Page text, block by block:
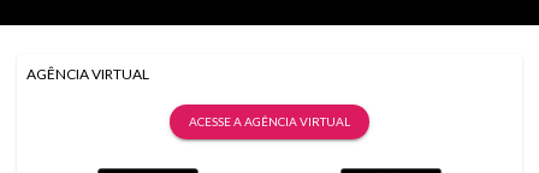
AGÊNCIA VIRTUAL
ACESSE A AGÊNCIA VIRTUAL